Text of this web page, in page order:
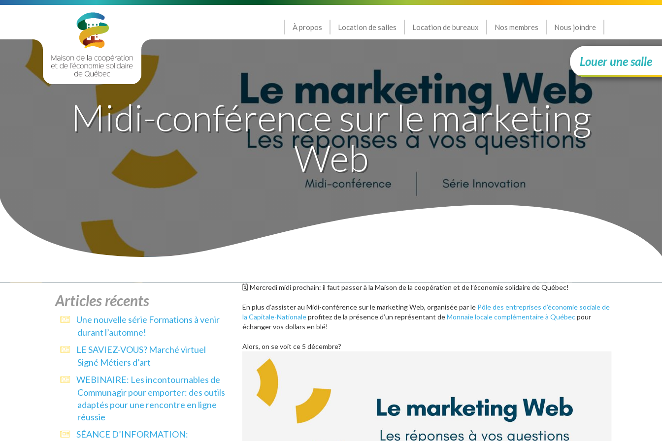
À propos Location de salles Location de bureaux Nos membres Nous joindre
Louer une salle
Midi-conférence sur le marketing
Web
🗓 Mercredi midi prochain: il faut passer à la Maison de la coopération et de l’économie solidaire de Québec!
En plus d’assister au Midi-conférence sur le marketing Web, organisée par le Pôle des entreprises d’économie sociale de
la Capitale-Nationaleprofitez de la présence d’un représentant deMonnaie locale complémentaire à Québecpour
échanger vos dollars en blé!
Alors, on se voit ce 5 décembre?
Articles récents
Une nouvelle série Formations à venir
durant l’automne!
LE SAVIEZ-VOUS? Marché virtuel
Signé Métiers d’art
WEBINAIRE: Les incontournables de
Communagir pour emporter: des outils
adaptés pour une rencontre en ligne
réussie
SÉANCE D’INFORMATION: